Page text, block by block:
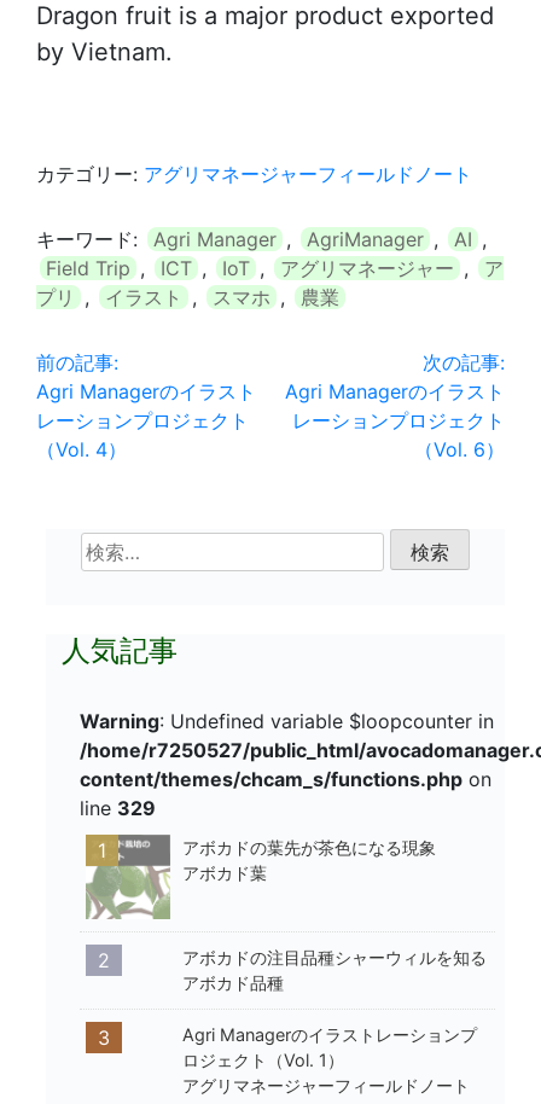
Dragon fruit is a major product exported
by Vietnam.
カテゴリー: アグリマネージャーフィールドノート
キーワード: Agri Manager , AgriManager , AI ,
Field Trip , ICT , IoT , アグリマネージャー ,
ア
プリ
, イラスト , スマホ , 農業
投
稿
ナ
シ
前の記事:
Agri Managerのイラスト
レーションプロジェクト
（Vol. 4）
次の記事:
Agri Managerのイラスト
レーションプロジェクト
（Vol. 6）
検
索:
人気記事
Warning: Undefined variable $loopcounter in
/home/r7250527/public_html/
content/themes/chcam_s/functions.phpon
line 329
1
アボカドの葉先が茶色になる現象
アボカド葉
2
アボカドの注目品種シャーウィルを知る
アボカド品種
3
Agri Managerのイラストレーションプ
ロジェクト（Vol. 1）
アグリマネージャーフィールドノート